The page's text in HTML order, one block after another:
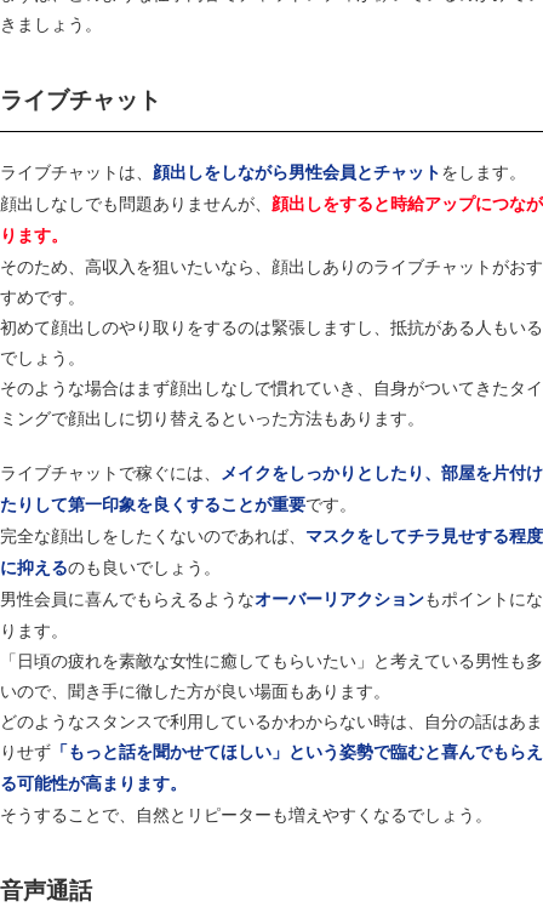
きましょう。
ライブチャット
ライブチャットは、 顔出しをしながら男性会員とチャットをします。
顔出しなしでも問題ありませんが、 顔出しをすると時給アップにつなが
ります。
そのため、高収入を狙いたいなら、顔出しありのライブチャットがおす
すめです。
初めて顔出しのやり取りをするのは緊張しますし、抵抗がある人もいる
でしょう。
そのような場合はまず顔出しなしで慣れていき、自身がついてきたタイ
ミングで顔出しに切り替えるといった方法もあります。
ライブチャットで稼ぐには、
メイクをしっかりとしたり、部屋を片付け
たりして第一印象を良くすることが重要です。
完全な顔出しをしたくないのであれば、 マスクをしてチラ見せする程度
に抑えるのも良いでしょう。
男性会員に喜んでもらえるようなオーバーリアクションもポイントにな
ります。
「日頃の疲れを素敵な女性に癒してもらいたい」と考えている男性も多
いので、聞き手に徹した方が良い場面もあります。
どのようなスタンスで利用しているかわからない時は、自分の話はあま
りせず 「もっと話を聞かせてほしい」という姿勢で臨むと喜んでもらえ
る可能性が高まります。
そうすることで、自然とリピーターも増えやすくなるでしょう。
音声通話